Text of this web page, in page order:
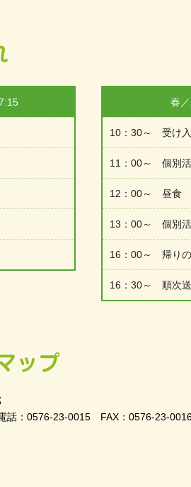
春
10：30～ 受け
11：00～ 個別
12：00～ 昼食
13：00～ 個別
16：00～ 帰り
16：30～ 順次
話：0576-23-0015 FAX：0576-23-